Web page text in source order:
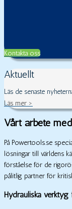
Kontakta oss
Aktuellt
Läs de senaste
Läs mer >
Vårt arbete
På Powertools.se
lösningar till världens
förståelse för de
pålitlig partner för
Hydrauliska